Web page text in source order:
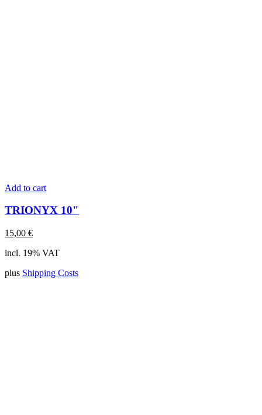
Add to cart
TRIONYX 10"
15,00 €
incl. 19% VAT
plus Shipping Costs